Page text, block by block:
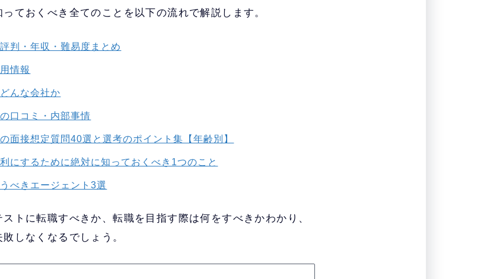
ておくべき全てのことを以下の流れで解説します。
判・年収・難易度まとめ
情報
んな会社か
口コミ・内部事情
面接想定質問40選と選考のポイント集【年齢別】
にするために絶対に知っておくべき1つのこと
べきエージェント3選
トに転職すべきか、転職を目指す際は何をすべきかわかり、
しなくなるでしょう。